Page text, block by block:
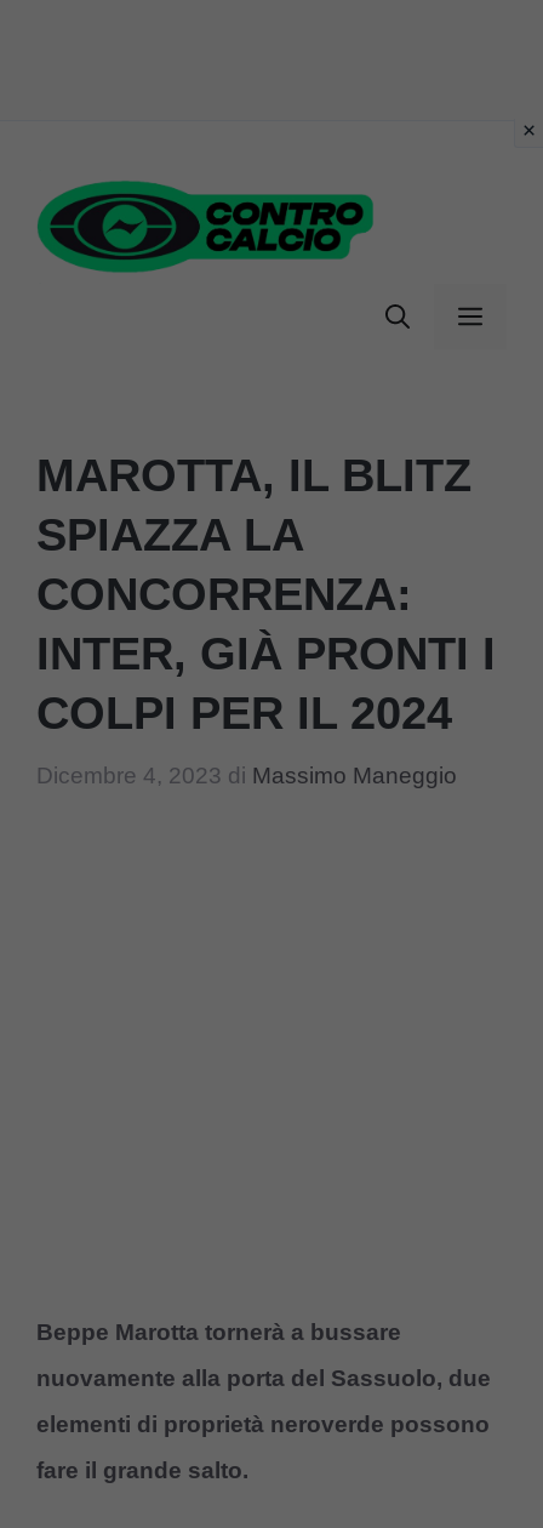
contenuto
Menu
MAROTTA, IL BLITZ
SPIAZZA LA
CONCORRENZA:
INTER, GIÀ PRONTI I
COLPI PER IL 2024
Dicembre 4, 2023 di Massimo Maneggio
Beppe Marotta tornerà a bussare
nuovamente alla porta del Sassuolo, due
elementi di proprietà neroverde possono
fare il grande salto.